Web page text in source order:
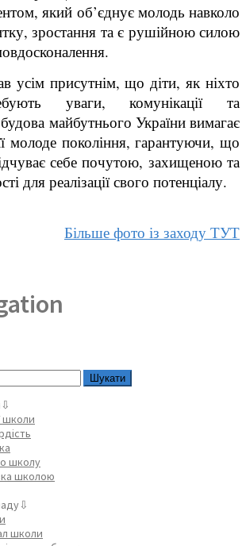
який об’єднує молодь навколо
зростання та є рушійною силою
усім присутнім, що діти, як ніхто
уваги, комунікації та
майбутнього України вимагає
молоде покоління, гарантуючи, що
себе почутою, захищеною та
для реалізації свого потенціалу.
Більше фото із заходу ТУТ
школи
школу
школою
школи